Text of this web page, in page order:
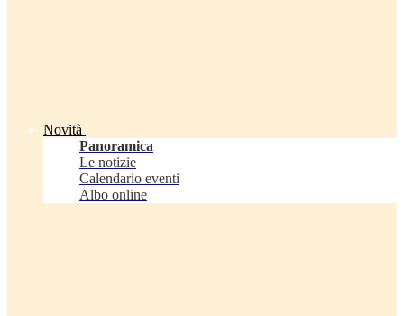
Novità
Panoramica
Le notizie
Calendario eventi
Albo online